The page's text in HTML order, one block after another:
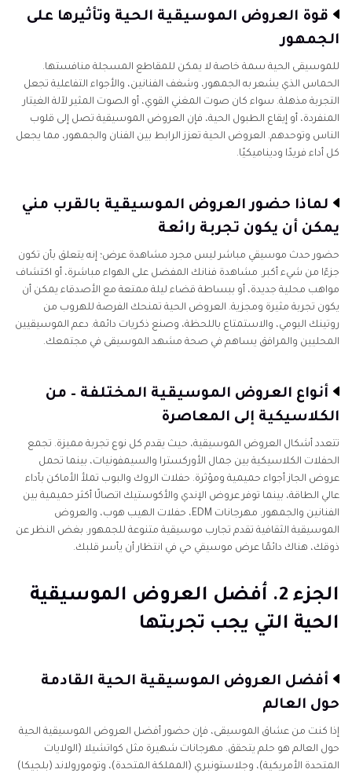
الجزء 4. تحسين العروض الموسيقية المسجلة الخاصة
الجزء 5. نصائح للاستمتاع بأفضل العروض الموسيقية
بالقرب مني
قوة العروض الموسيقية الحية وتأثيرها على
الجمهور
للموسيقى الحية سمة خاصة لا يمكن للمقاطع المسجلة منافستها.
الحماس الذي يشعر به الجمهور، وشغف الفنانين، والأجواء التفاعلية تجعل
التجربة مذهلة. سواء كان صوت المغني القوي، أو الصوت المثير لآلة الغيتار
المنفردة، أو إيقاع الطبول الحية، فإن العروض الموسيقية تصل إلى قلوب
الناس وتوحدهم. العروض الحية تعزز الرابط بين الفنان والجمهور، مما يجعل
كل أداء فريدًا وديناميكيًا.
لماذا حضور العروض الموسيقية بالقرب مني
يمكن أن يكون تجربة رائعة
حضور حدث موسيقي مباشر ليس مجرد مشاهدة عرض؛ إنه يتعلق بأن تكون
جزءًا من شيء أكبر. مشاهدة فنانك المفضل على الهواء مباشرة، أو اكتشاف
مواهب محلية جديدة، أو ببساطة قضاء ليلة ممتعة مع الأصدقاء يمكن أن
يكون تجربة مثيرة ومجزية. العروض الحية تمنحك الفرصة للهروب من
روتينك اليومي، والاستمتاع باللحظة، وصنع ذكريات دائمة. دعم الموسيقيين
المحليين والمرافق يساهم في صحة مشهد الموسيقى في مجتمعك.
أنواع العروض الموسيقية المختلفة – من
الكلاسيكية إلى المعاصرة
تتعدد أشكال العروض الموسيقية، حيث يقدم كل نوع تجربة مميزة. تجمع
الحفلات الكلاسيكية بين جمال الأوركسترا والسيمفونيات، بينما تحمل
عروض الجاز أجواء حميمية ومؤثرة. حفلات الروك والبوب تملأ الأماكن بأداء
عالي الطاقة، بينما توفر عروض الإندي والأكوستيك اتصالًا أكثر حميمية بين
الفنانين والجمهور. مهرجانات EDM، حفلات الهيب هوب، والعروض
الموسيقية الثقافية تقدم تجارب موسيقية متنوعة للجمهور. بغض النظر عن
ذوقك، هناك دائمًا عرض موسيقي حي في انتظار أن يأسر قلبك.
الجزء 2. أفضل العروض الموسيقية
الحية التي يجب تجربتها
أفضل العروض الموسيقية الحية القادمة
حول العالم
إذا كنت من عشاق الموسيقى، فإن حضور أفضل العروض الموسيقية الحية
حول العالم هو حلم يتحقق. مهرجانات شهيرة مثل كواتشيلا (الولايات
المتحدة الأمريكية)، وجلاستونبري (المملكة المتحدة)، وتومورولاند (بلجيكا)